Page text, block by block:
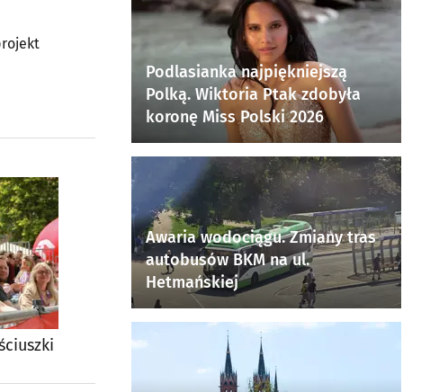
Podlasianka najpiękniejszą
Polką. Wiktoria Ptak zdobyła
koronę Miss Polski 2026
Awaria wodociągu. Zmiany tras
autobusów BKM na ul.
Hetmańskiej